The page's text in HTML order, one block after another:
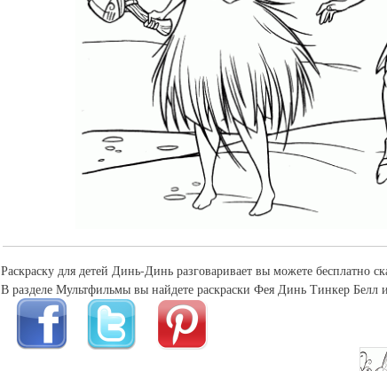
Раскраску для детей Динь-Динь разговаривает вы можете бесплатно
В разделе Мультфильмы вы найдете раскраски Фея Динь Тинкер Белл